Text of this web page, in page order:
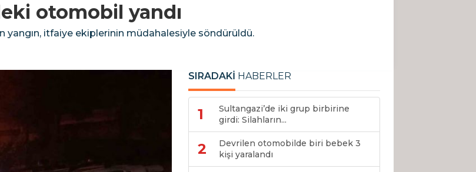
otomobil yandı
itfaiye ekiplerinin müdahalesiyle söndürüldü.
SIRADAKİ HABERLER
1
Sultangazi’de iki grup birbirine
girdi: Silahların...
2
Devrilen otomobilde biri bebek 3
kişi yaralandı